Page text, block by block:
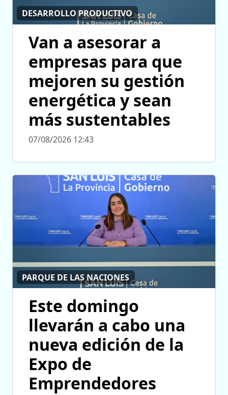
DESARROLLO PRODUCTIVO
Van a asesorar a
empresas para que
mejoren su gestión
energética y sean
más sustentables
07/08/2026 12:43
PARQUE DE LAS NACIONES
Este domingo
llevarán a cabo una
nueva edición de la
Expo de
Emprendedores